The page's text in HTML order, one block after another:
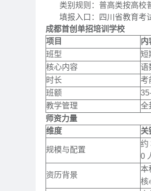
类别规则：普高类按高校普
填报入口：四川省教育考试
成都首创单招培训学校
项目
内
班型
短
核心内容
语
时长
考
班额
教学管理
全
师资力量
维度
关
规模与配置
约
0
资历背景
本
核